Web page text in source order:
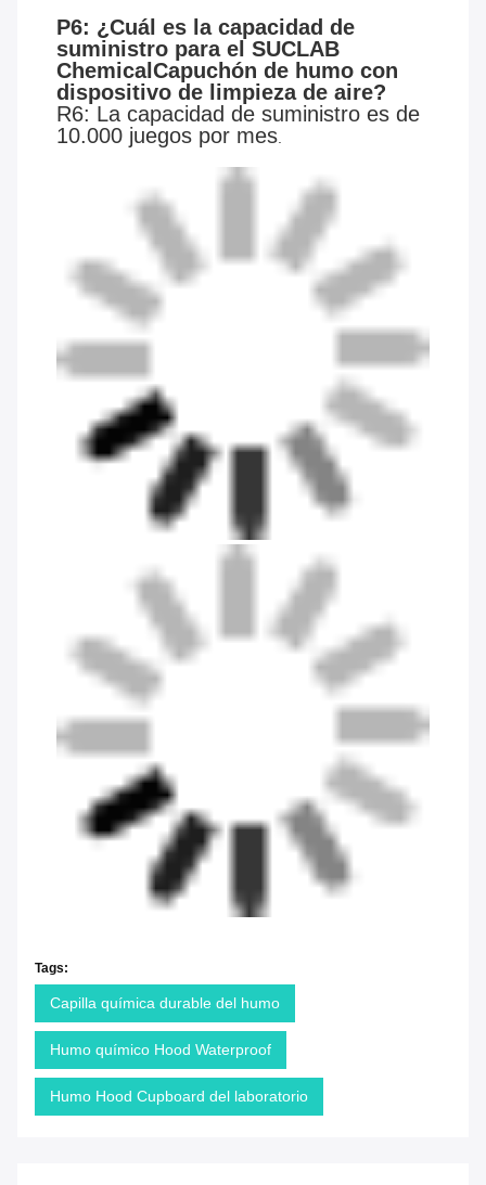
P6: ¿Cuál es la capacidad de
suministro para el SUCLAB
Chemical Capuchón de humo con
dispositivo de limpieza de aire?
R6: La capacidad de suministro es de
10.000 juegos por mes.
Tags:
Capilla química durable del humo
Humo químico Hood Waterproof
Humo Hood Cupboard del laboratorio